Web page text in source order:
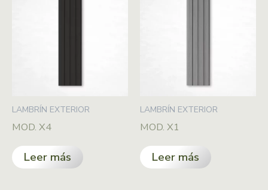
LAMBRÍN EXTERIOR
MOD. X4
Leer más
LAMBRÍN EXTERIOR
MOD. X1
Leer más